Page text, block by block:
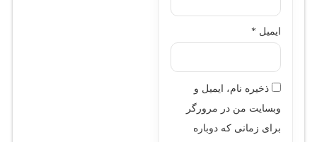
ایمیل *
ذخیره نام، ایمیل و
وبسایت من در مرورگر
برای زمانی که دوباره